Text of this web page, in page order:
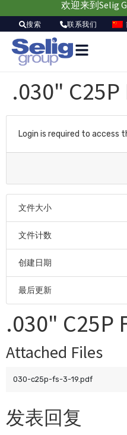
欢迎来到Selig
搜索 联系我们
.030" C25P
Login is required to access
文件大小
文件计数
创建日期
最后更新
.030" C25P
Attached Files
030-c25p-fs-3-19.pdf
发表回复